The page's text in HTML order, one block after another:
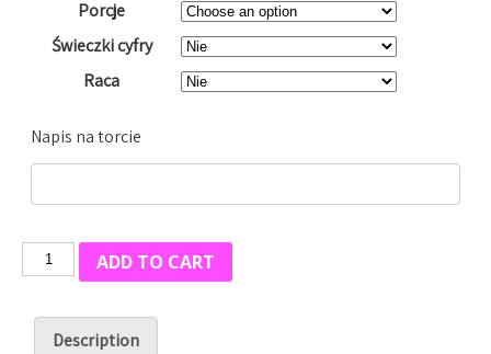
Porcje
Świeczki cyfry
Raca
Napis na torcie
Tort
szwarcwaldzki
quantity
ADD TO CART
Description